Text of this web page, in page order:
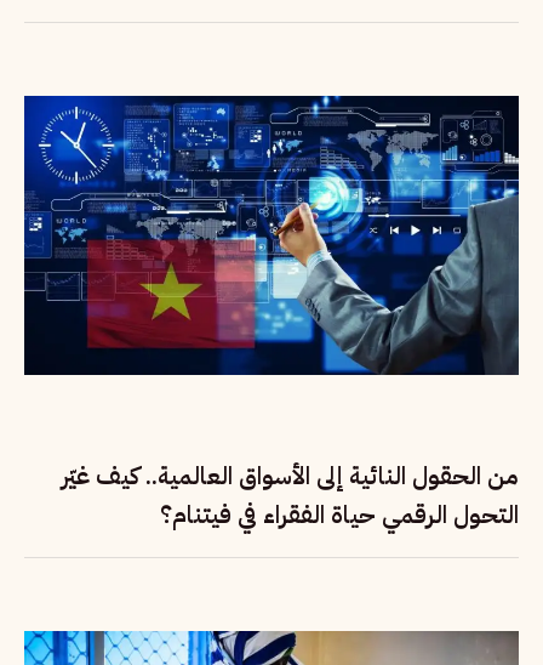
من الحقول النائية إلى الأسواق العالمية.. كيف غيّر
التحول الرقمي حياة الفقراء في فيتنام؟